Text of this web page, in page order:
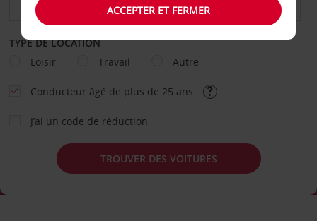
TYPE DE LOCATION
Loisir
Travail Autre
Conducteur âgé de plus de 25 ans
J’ai un code de réduction
TROUVER DES VOITURES
ACCEPTER ET FERMER